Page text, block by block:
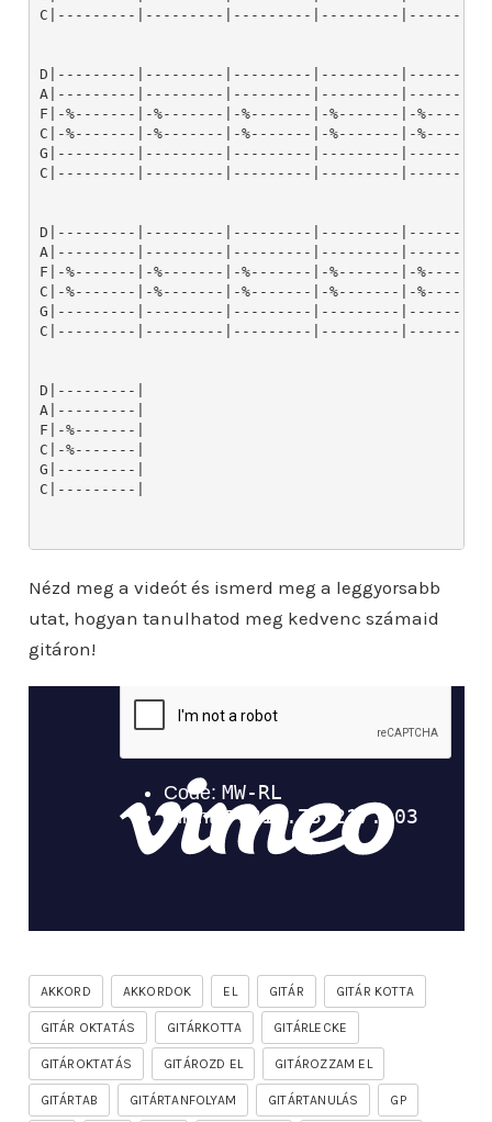
Nézd meg a videót és ismerd meg a leggyorsabb
utat, hogyan tanulhatod meg kedvenc számaid
gitáron!
AKKORD AKKORDOK EL GITÁR GITÁR KOTTA
GITÁR OKTATÁS GITÁRKOTTA GITÁRLECKE
GITÁROKTATÁS GITÁROZD EL GITÁROZZAM EL
GITÁRTAB GITÁRTANFOLYAM GITÁRTANULÁS GP